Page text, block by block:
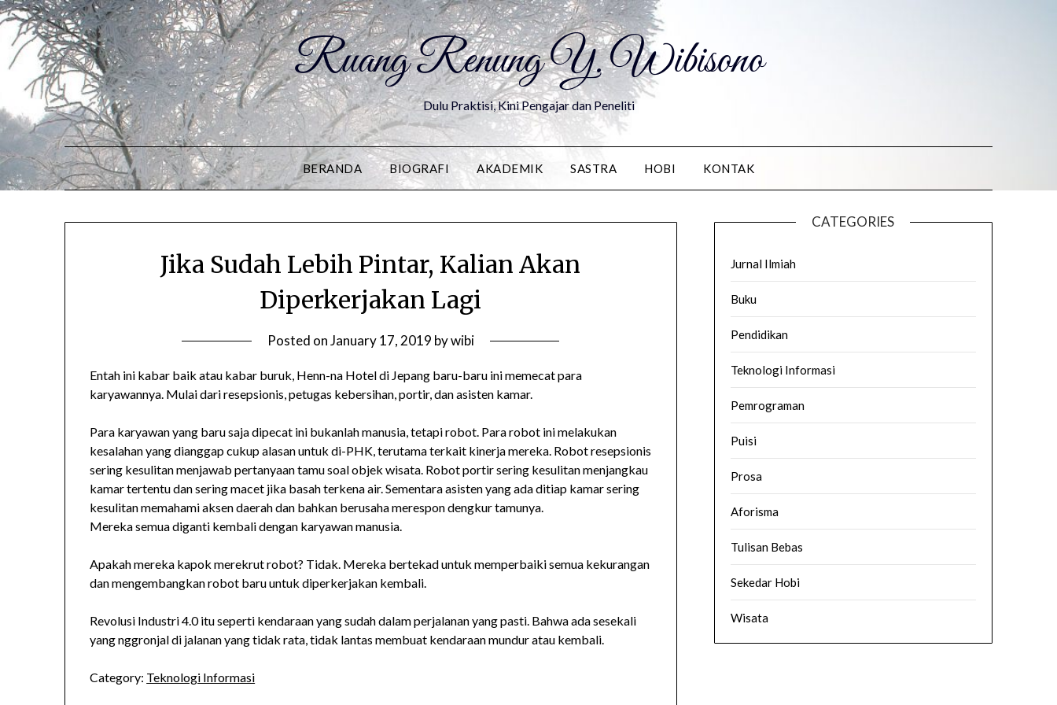
Ruang Renung Y. Wibisono
Dulu Praktisi, Kini Pengajar dan Peneliti
BERANDA BIOGRAFI AKADEMIK SASTRA HOBI KONTAK
Jika Sudah Lebih Pintar, Kalian Akan
Diperkerjakan Lagi
Posted onJanuary 17, 2019 bywibi
Entah ini kabar baik atau kabar buruk, Henn-na Hotel di Jepang baru-baru ini memecat para
karyawannya. Mulai dari resepsionis, petugas kebersihan, portir, dan asisten kamar.
Para karyawan yang baru saja dipecat ini bukanlah manusia, tetapi robot. Para robot ini melakukan
kesalahan yang dianggap cukup alasan untuk di-PHK, terutama terkait kinerja mereka. Robot resepsionis
sering kesulitan menjawab pertanyaan tamu soal objek wisata. Robot portir sering kesulitan menjangkau
kamar tertentu dan sering macet jika basah terkena air. Sementara asisten yang ada ditiap kamar sering
kesulitan memahami aksen daerah dan bahkan berusaha merespon dengkur tamunya.
Mereka semua diganti kembali dengan karyawan manusia.
Apakah mereka kapok merekrut robot? Tidak. Mereka bertekad untuk memperbaiki semua kekurangan
dan mengembangkan robot baru untuk diperkerjakan kembali.
Revolusi Industri 4.0 itu seperti kendaraan yang sudah dalam perjalanan yang pasti. Bahwa ada sesekali
yang nggronjal di jalanan yang tidak rata, tidak lantas membuat kendaraan mundur atau kembali.
Category: Teknologi Informasi
CATEGORIES
Jurnal Ilmiah
Buku
Pendidikan
Teknologi Informasi
Pemrograman
Puisi
Prosa
Aforisma
Tulisan Bebas
Sekedar Hobi
Wisata